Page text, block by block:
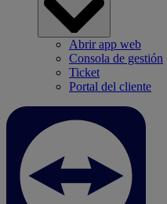
Abrir app web
Consola de gestión
Ticket
Portal del cliente